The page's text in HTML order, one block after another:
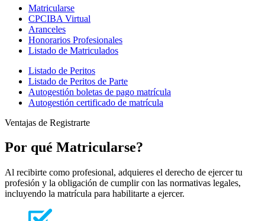
Matricularse
CPCIBA Virtual
Aranceles
Honorarios Profesionales
Listado de Matriculados
Listado de Peritos
Listado de Peritos de Parte
Autogestión boletas de pago matrícula
Autogestión certificado de matrícula
Ventajas de Registrarte
Por qué Matricularse?
Al recibirte como profesional, adquieres el derecho de ejercer tu
profesión y la obligación de cumplir con las normativas legales,
incluyendo la matrícula para habilitarte a ejercer.